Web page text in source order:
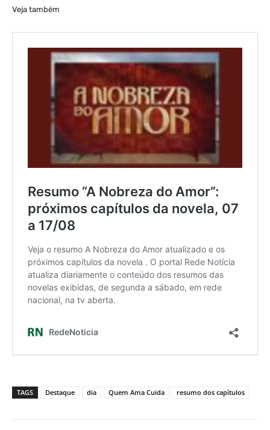
Veja também
TAGS Destaque dia Quem Ama Cuida resumo dos capítulos